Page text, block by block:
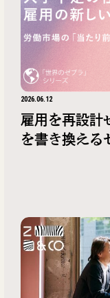
2026.06.12
雇用を再設
を書き換える